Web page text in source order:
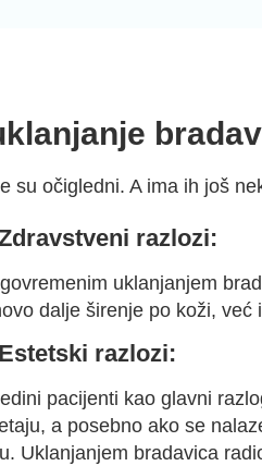
su očigledni. A ima ih još
razlozi:
uklanjanjem
dalje širenje po koži, već
razlozi:
pacijenti kao glavni
a posebno ako se
Uklanjanjem bradavica